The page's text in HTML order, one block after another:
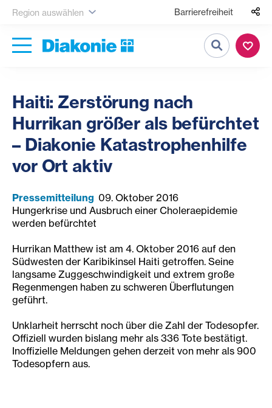
Region auswählen Barrierefreiheit
Suche
Haiti: Zerstörung nach
Hurrikan größer als befürchtet
– Diakonie Katastrophenhilfe
vor Ort aktiv
Pressemitteilung 09. Oktober 2016
Hungerkrise und Ausbruch einer Choleraepidemie
werden befürchtet
Hurrikan Matthew ist am 4. Oktober 2016 auf den
Südwesten der Karibikinsel Haiti getroffen. Seine
langsame Zuggeschwindigkeit und extrem große
Regenmengen haben zu schweren Überflutungen
geführt.
Unklarheit herrscht noch über die Zahl der Todesopfer.
Offiziell wurden bislang mehr als 336 Tote bestätigt.
Inoffizielle Meldungen gehen derzeit von mehr als 900
Todesopfern aus.